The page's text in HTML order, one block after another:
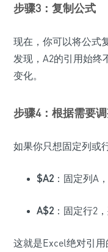
步骤3：复制公式
现在，你可以将公式
发现，A2的引用始终
变化。
步骤4：根据需要
如果你只想固定列或
$A2 ：固定列A
A$2 ：固定行2
这就是Excel绝对引